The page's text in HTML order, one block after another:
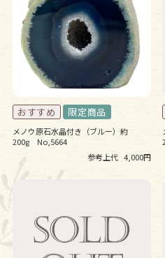
メノウ原石水晶付き（ブルー）約
200g No,5664
参考上代 4,000円